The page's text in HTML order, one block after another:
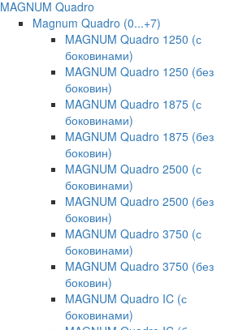
MAGNUM Quadro
Magnum Quadro (0...+7)
MAGNUM Quadro 1250 (с
боковинами)
MAGNUM Quadro 1250 (без
боковин)
MAGNUM Quadro 1875 (с
боковинами)
MAGNUM Quadro 1875 (без
боковин)
MAGNUM Quadro 2500 (с
боковинами)
MAGNUM Quadro 2500 (без
боковин)
MAGNUM Quadro 3750 (с
боковинами)
MAGNUM Quadro 3750 (без
боковин)
MAGNUM Quadro IC (с
боковинами)